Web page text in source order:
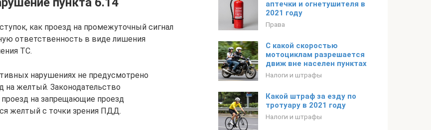
как проезд на промежуточный сигнал
ответственность в виде лишения
ТС.
нарушениях не предусмотрено
на желтый. Законодательство
проезд на запрещающие проезд
желтый с точки зрения ПДД.
аптечки и огнетушителя в
2021 году
Права
С какой скоростью
мотоциклам разрешается
движ вне населен пунктах
Налоги и штрафы
Какой штраф за езду по
тротуару в 2021 году
Налоги и штрафы